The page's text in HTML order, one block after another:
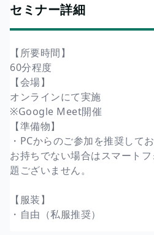
セミナー詳細
【所要時間】
60分程度
【会場】
オンラインにて実施
※Google Meet開催
【準備物】
・PCからのご参加を推奨してお
お持ちでない場合はスマート
題ございません。
【服装】
・自由（私服推奨）